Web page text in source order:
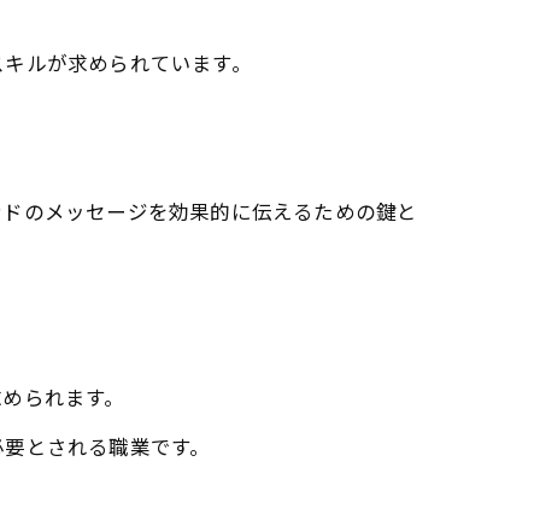
ルが求められています。
のメッセージを効果的に伝えるための鍵と
られます。
とされる職業です。